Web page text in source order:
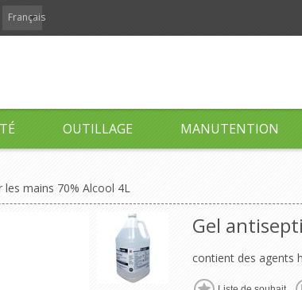
Français
OUTILLAGE MANUTENTION
les mains 70% Alcool 4L
Gel
contient des agents